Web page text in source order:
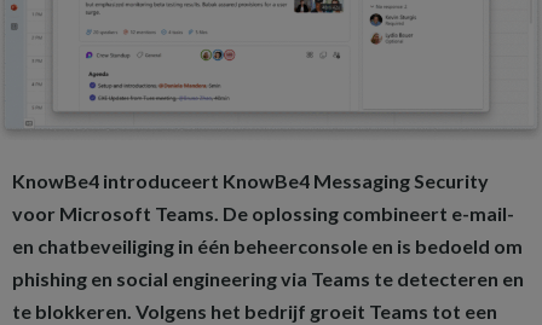
KnowBe4 introduceert KnowBe4 Messaging Security
voor Microsoft Teams. De oplossing combineert e-mail-
en chatbeveiliging in één beheerconsole en is bedoeld om
phishing en social engineering via Teams te detecteren en
te blokkeren. Volgens het bedrijf groeit Teams tot een